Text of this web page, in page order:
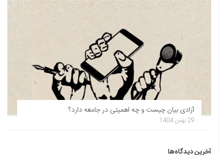
آزادی بیان چیست و چه اهمیتی در جامعه دارد؟
29 بهمن 1404
آخرین دیدگاه‌ها